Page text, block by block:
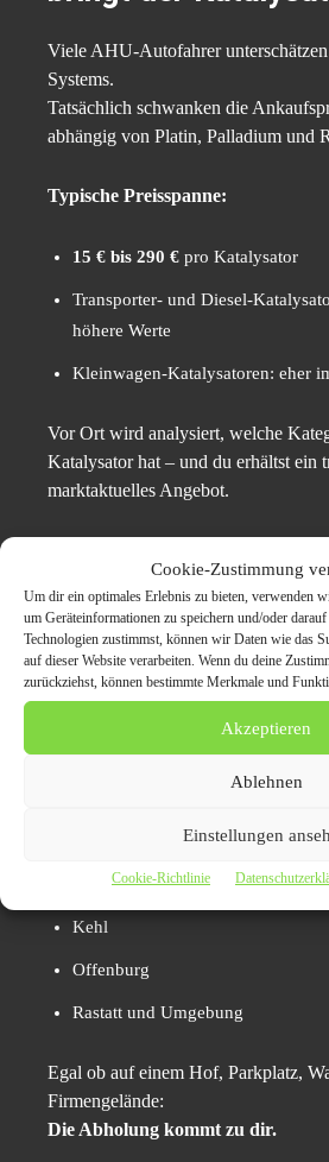
Cookie-Zustimmung
Um dir ein optimales Erlebnis zu bieten, verwenden
um Geräteinformationen zu speichern und/oder
Technologien zustimmst, können wir Daten wie das
auf dieser Website verarbeiten. Wenn du deine
zurückziehst, können bestimmte Merkmale und
Akzeptieren
Ablehnen
Einstellungen
Cookie-Richtlinie
Viele AHU-Autofahrer
Systems.
Tatsächlich schwanken die
abhängig von Platin, Palladium und
Typische Preisspanne:
15 € bis 290 € pro Katalysator
Transporter- und Diesel-
höhere Werte
Kleinwagen-Katalysatoren: eher
Vor Ort wird analysiert, welche
Katalysator hat – und du erhältst ein
marktaktuelles Angebot.
Wo gilt der
Autoverschrottung Achern deckt ein
ab – perfekt für alle, die schnelle
Oberkirch
Renchen
Kehl
Offenburg
Rastatt und Umgebung
Egal ob auf einem Hof, Parkplatz,
Firmengelände:
Die Abholung kommt zu dir.